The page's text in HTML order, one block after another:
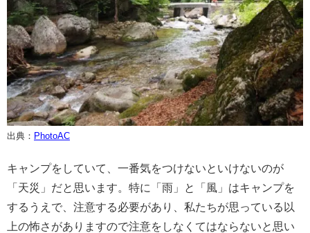
出典： PhotoAC
キャンプをしていて、一番気をつけないといけないのが
「天災」だと思います。特に「雨」と「風」はキャンプを
するうえで、注意する必要があり、私たちが思っている以
上の怖さがありますので注意をしなくてはならないと思い